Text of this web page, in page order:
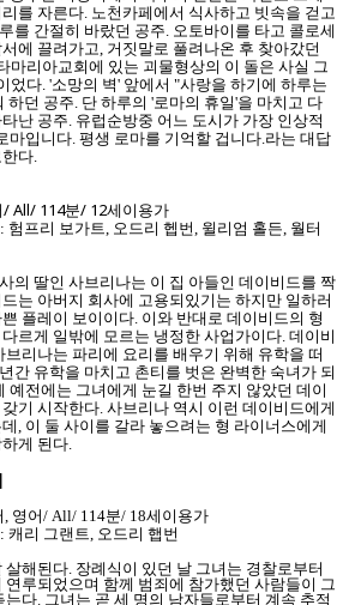
를 자른다. 노천카페에서 식사하고 빗속을 걷고
를 간절히 바랐던 공주. 오토바이를 타고 콜로세
에 끌려가고, 거짓말로 풀려나온 후 찾아갔던
마리아교회에 있는 괴물형상의 이 돌은 사실 그
었다. '소망의 벽' 앞에서 "사랑을 하기에 하루는
하던 공주. 단 하루의 '로마의 휴일'을 마치고 다
난 공주. 유럽순방중 어느 도시가 가장 인상적
마입니다. 평생 로마를 기억할 겁니다.라는 대답
다.
All/ 114분/ 12세이용가
프리 보가트, 오드리 헵번, 윌리엄 홀든, 월터
의 딸인 사브리나는 이 집 아들인 데이비드를 짝
는 아버지 회사에 고용되있기는 하지만 일하러
플레이 보이이다. 이와 반대로 데이비드의 형
르게 일밖에 모르는 냉정한 사업가이다. 데이비
브리나는 파리에 요리를 배우기 위해 유학을 떠
간 유학을 마치고 촌티를 벗은 완벽한 숙녀가 되
예전에는 그녀에게 눈길 한번 주지 않았던 데이
기 시작한다. 사브리나 역시 이런 데이비드에게
, 이 둘 사이를 갈라 놓으려는 형 라이너스에게
게 된다.
영어/ All/ 114분/ 18세이용가
리 그랜트, 오드리 햅번
해된다. 장례식이 있던 날 그녀는 경찰로부터
연루되었으며 함께 범죄에 참가했던 사람들이 그
다. 그녀는 곧 세 명의 남자들로부터 계속 추적